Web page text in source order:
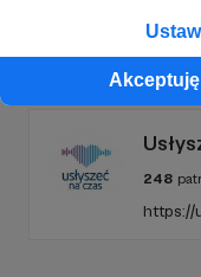
Promowani
248
https://